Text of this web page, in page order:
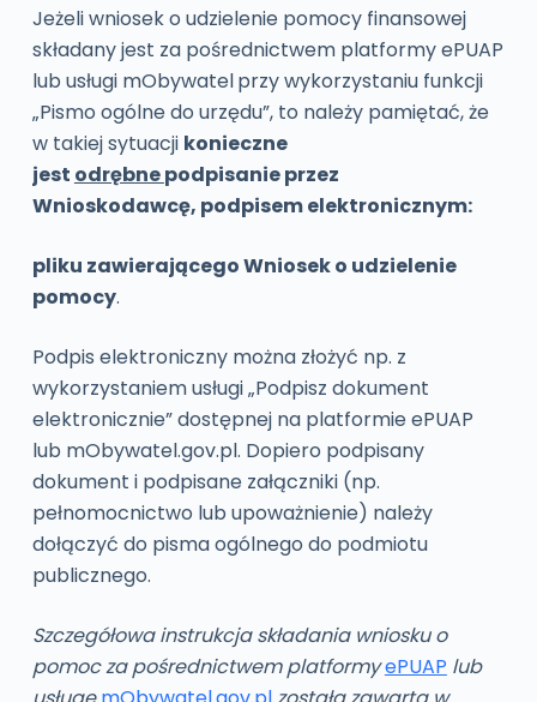
Jeżeli wniosek o udzielenie pomocy finansowej
składany jest za pośrednictwem platformy ePUAP
lub usługi mObywatelprzy wykorzystaniu funkcji
„Pismo ogólne do urzędu”, to należy pamiętać, że
w takiej sytuacji konieczne
jest odrębnepodpisanie przez
Wnioskodawcę, podpisem elektronicznym:
pliku zawierającego Wniosek o udzielenie
pomocy.
Podpis elektroniczny można złożyć np. z
wykorzystaniem usługi „Podpisz dokument
elektronicznie” dostępnej na platformie ePUAP
lub mObywatel.gov.pl. Dopiero podpisany
dokument i podpisane załączniki (np.
pełnomocnictwo lub upoważnienie) należy
dołączyć do pisma ogólnego do podmiotu
publicznego.
Szczegółowa instrukcja składania wniosku o
pomoc za pośrednictwem platformyePUAP lub